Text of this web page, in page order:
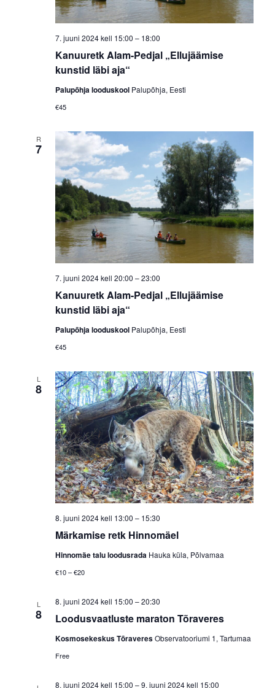
Kanuuretk Alam-Pedjal „Ellujäämise
kunstid läbi aja“
7. juuni 2024 kell 15:00 – 18:00
Palupõhja looduskool Palupõhja, Eesti
€45
R
7
Kanuuretk Alam-Pedjal „Ellujäämise
kunstid läbi aja“
7. juuni 2024 kell 20:00 –23:00
Palupõhja looduskool Palupõhja, Eesti
€45
L
8
Märkamise retk Hinnomäel
8. juuni 2024 kell 13:00 – 15:30
Hinnomäe talu loodusrada Hauka küla, Põlvamaa
€10 – €20
L
8 Loodusvaatluste maraton Tõraveres
8. juuni 2024 kell 15:00 –20:30
Kosmosekeskus TõraveresObservatooriumi 1, Tartumaa
Free
8. juuni 2024 kell 15:00 –9. juuni 2024 kell 15:00